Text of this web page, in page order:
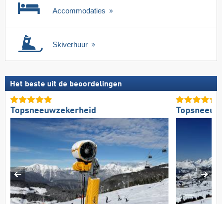
Accommodaties
Skiverhuur
Het beste uit de beoordelingen
Topsneeuwzekerheid